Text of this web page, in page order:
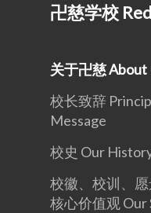
卍慈学校
关于卍慈 About
校长致辞
Message
校史 Our
校徽、校训、
核心价值观 Our